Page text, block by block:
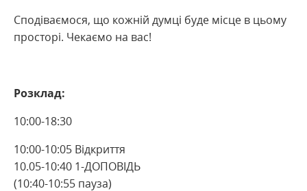
Сподіваємося, що кожній думці буде місце в цьому
просторі. Чекаємо на вас!
Розклад:
10:00-18:30
10:00-10:05 Відкриття
10.05-10:40 1-ДОПОВІДЬ
(10:40-10:55 пауза)